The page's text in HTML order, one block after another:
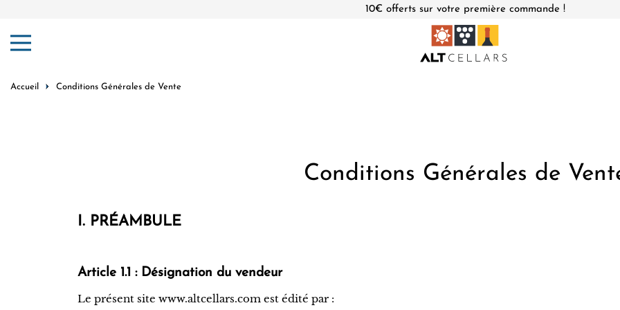
10€ offerts sur votre première commande !
Accueil Conditions Générales de Vente
Conditions Générales de
I. PRÉAMBULE
Article 1.1 : Désignation du vendeur
Le présent site www.altcellars.com est édité par :